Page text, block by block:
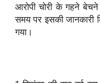
आरोपी चोरी के गहने
समय पर इसकी जानकारी
गया।